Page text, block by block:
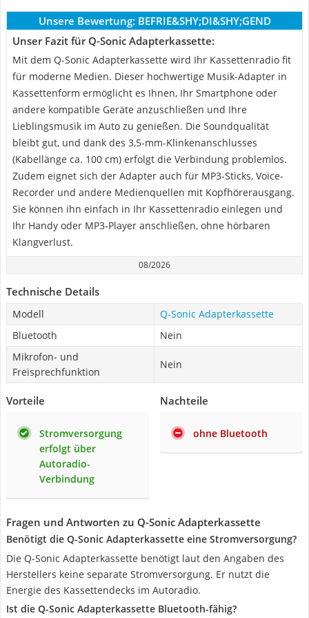
Unsere Bewertung: BEFRIE&SHY;DI&SHY;GEND
Unser Fazit für Q-Sonic Adapterkassette:
Mit dem Q-Sonic Adapterkassette wird Ihr Kassettenradio fit
für moderne Medien. Dieser hochwertige Musik-Adapter in
Kassettenform ermöglicht es Ihnen, Ihr Smartphone oder
andere kompatible Geräte anzuschließen und Ihre
Lieblingsmusik im Auto zu genießen. Die Soundqualität
bleibt gut, und dank des 3,5-mm-Klinkenanschlusses
(Kabellänge ca. 100 cm) erfolgt die Verbindung problemlos.
Zudem eignet sich der Adapter auch für MP3-Sticks, Voice-
Recorder und andere Medienquellen mit Kopfhörerausgang.
Sie können ihn einfach in Ihr Kassettenradio einlegen und
Ihr Handy oder MP3-Player anschließen, ohne hörbaren
Klangverlust.
08/2026
Technische Details
Modell
Q-Sonic Adapterkassette
Bluetooth
Nein
Mikrofon- und
Freisprechfunktion
Nein
Vorteile
Stromversorgung
erfolgt über
Autoradio-
Verbindung
Nachteile
ohne Bluetooth
Fragen und Antworten zu Q-Sonic Adapterkassette
Benötigt die Q-Sonic Adapterkassette eine Stromversorgung?
Die Q-Sonic Adapterkassette benötigt laut den Angaben des
Herstellers keine separate Stromversorgung. Er nutzt die
Energie des Kassettendecks im Autoradio.
Ist die Q-Sonic Adapterkassette Bluetooth-fähig?